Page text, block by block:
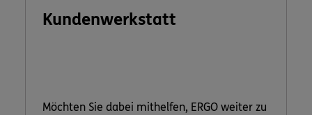
Kundenwerkstatt
Möchten Sie dabei mithelfen, ERGO weiter zu